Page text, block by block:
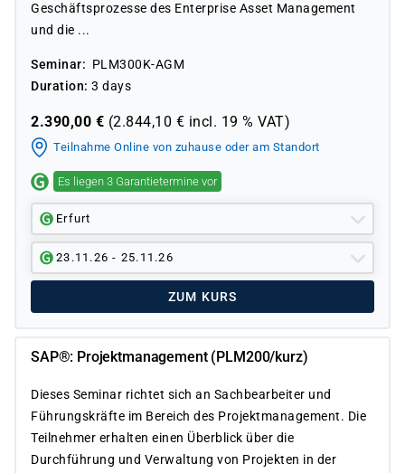
Geschäftsprozesse des Enterprise Asset Management
und die ...
Seminar
PLM300K-AGM
Duration 3 days
2.390,00 € (2.844,10 € incl. 19 % VAT)
Teilnahme Online von zuhause oder am Standort
Es liegen 3 Garantietermine vor
Erfurt
23.11.26 - 25.11.26
ZUM KURS
SAP®: Projektmanagement (PLM200/kurz)
Dieses Seminar richtet sich an Sachbearbeiter und
Führungskräfte im Bereich des Projektmanagement. Die
Teilnehmer erhalten einen Überblick über die
Durchführung und Verwaltung von Projekten in der